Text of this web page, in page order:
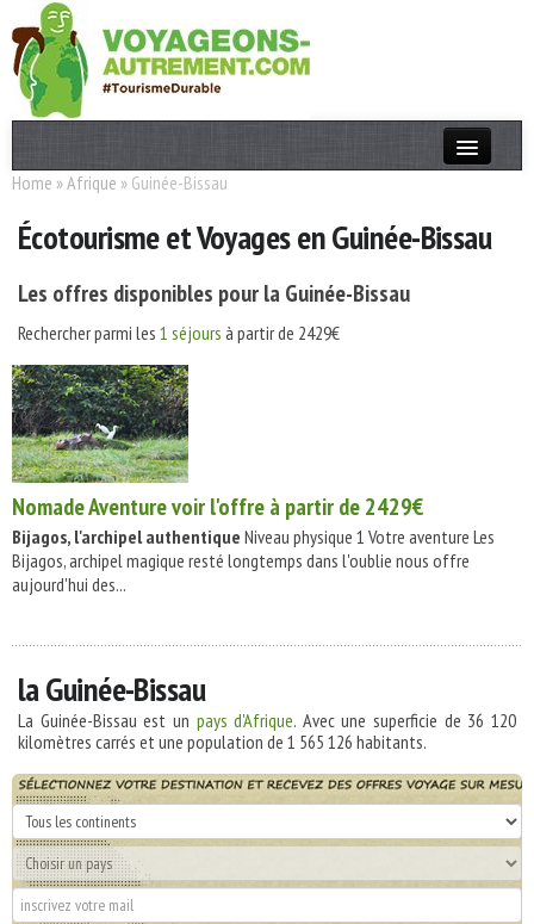
Actualités
T. Responsable
Destinations
Acteurs
Thèmes
Home »Afrique » Guinée-Bissau
Écotourisme et Voyages en Guinée-Bissau
Les offres disponibles pour la Guinée-Bissau
Rechercher parmi les 1 séjours à partir de 2429€
Nomade Aventurevoir l'offre à partir de 2429€
Bijagos, l'archipel authentique Niveau physique 1 Votre aventure Les
Bijagos, archipel magique resté longtemps dans l'oublie nous offre
aujourd'hui des...
la Guinée-Bissau
La Guinée-Bissau est un pays d'Afrique. Avec une superficie de 36 120
kilomètres carrés et une population de 1 565 126 habitants.